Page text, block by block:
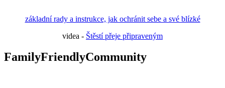
základní rady a instrukce, jak ochránit sebe a své blízké
videa - Štěstí přeje připraveným
FamilyFriendlyCommunity